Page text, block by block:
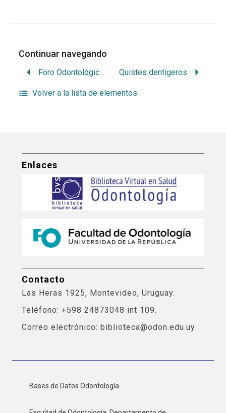
Continuar navegando
Foro Odontológico: ponencia de la Sociedad de Estudios Odontológicos Quistes dentígeros
Volver a la lista de elementos
Enlaces
Contacto
Las Heras 1925, Montevideo, Uruguay.
Teléfono: +598 24873048 int 109.
Correo electrónico: biblioteca@odon.edu.uy
Bases de Datos Odontología